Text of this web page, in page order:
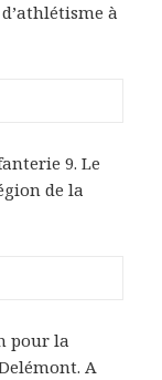
à
9. Le
de la
pour la
A